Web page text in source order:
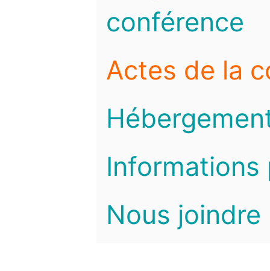
conférence
Actes de la
Informations
Nous joindre